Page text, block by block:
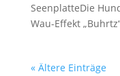
SeenplatteDie
Wau-Effekt
« Ältere Einträge